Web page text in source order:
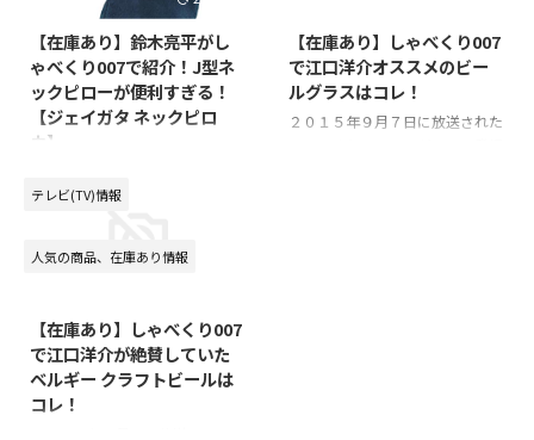
シェア♪ アラジン（Aladdin）
ブルーフレームヒーター 石油ス
トーブ ⇒【楽天市場で在庫を見
る】 ⇒【ヤフーショッピングで
在庫を見る】 アラジンっていう
ブランドのストーブみたいです
われていたのは、古い型のストー
「SAINT LAURENT」というもの
みたいです！ 全身黒のカッコい
いコーディネートでしたが、 全
身同じこのブランドでまとめられ
【在庫あり】鈴木亮平がし
ゃべくり007で紹介！J型ネ
ックピローが便利すぎる！
【ジェイガタ ネックピロ
ウ】
に放送された「しゃべくり００
平さんが、番組内で紹介したオス
ったまま寝る！ ということを突
き詰めたらベストだった！という
ことで紹介していました！ これ
ですね♪ ミーハーな僕は2秒で注
【在庫あり】しゃべくり007
で江口洋介オススメのビー
ルグラスはコレ！
２０１５年９月７日に放送された
テレビ(TV)情報
人気の商品、在庫あり情報
【在庫あり】しゃべくり007
で江口洋介が絶賛していた
ベルギー クラフトビールは
コレ！